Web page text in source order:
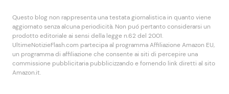
Questo blog non rappresenta una testata giornalistica in quanto viene
aggiornato senza alcuna periodicità. Non puó pertanto considerarsi un
prodotto editoriale ai sensi della legge n.62 del 2001.
UltimeNotizieFlash.com partecipa al programma Affiliazione Amazon EU,
un programma di affiliazione che consente ai siti di percepire una
commissione pubblicitaria pubblicizzando e fornendo link diretti al sito
Amazon.it.